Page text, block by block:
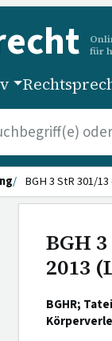
für
BGH 3 StR 301/
BGH
2013
BGHR;